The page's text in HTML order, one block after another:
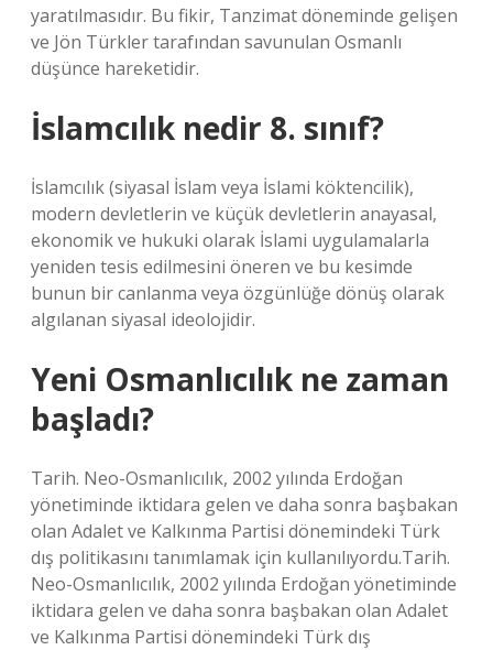
yaratılmasıdır. Bu fikir, Tanzimat döneminde gelişen
ve Jön Türkler tarafından savunulan Osmanlı
düşünce hareketidir.
İslamcılık nedir 8. sınıf?
İslamcılık (siyasal İslam veya İslami köktencilik),
modern devletlerin ve küçük devletlerin anayasal,
ekonomik ve hukuki olarak İslami uygulamalarla
yeniden tesis edilmesini öneren ve bu kesimde
bunun bir canlanma veya özgünlüğe dönüş olarak
algılanan siyasal ideolojidir.
Yeni Osmanlıcılık ne zaman
başladı?
Tarih. Neo-Osmanlıcılık, 2002 yılında Erdoğan
yönetiminde iktidara gelen ve daha sonra başbakan
olan Adalet ve Kalkınma Partisi dönemindeki Türk
dış politikasını tanımlamak için kullanılıyordu.Tarih.
Neo-Osmanlıcılık, 2002 yılında Erdoğan yönetiminde
iktidara gelen ve daha sonra başbakan olan Adalet
ve Kalkınma Partisi dönemindeki Türk dış